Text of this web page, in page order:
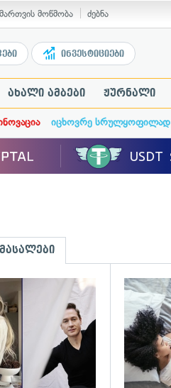
მართვის მოწმობა ძებნა
ინვესტიციები
ახალი ამბები ჟურნალი
იცხოვრე სრულყოფილად
გადახედვა